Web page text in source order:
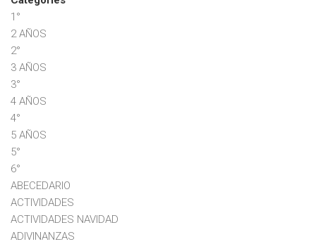
1°
2 AÑOS
2°
3 AÑOS
3°
4 AÑOS
4°
5 AÑOS
5°
6°
ABECEDARIO
ACTIVIDADES
ACTIVIDADES NAVIDAD
ADIVINANZAS